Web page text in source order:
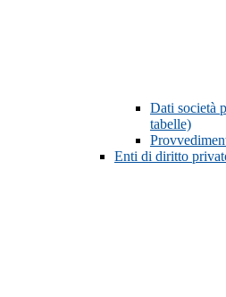
Dati società
tabelle)
Enti di diritto